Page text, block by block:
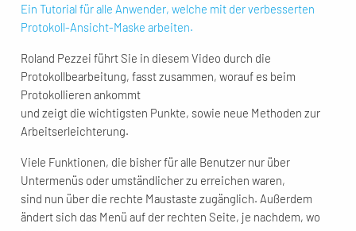
Ein Tutorial für alle Anwender, welche mit der verbesserten
Protokoll-Ansicht-Maske arbeiten.
Roland Pezzei führt Sie in diesem Video durch die
Protokollbearbeitung, fasst zusammen, worauf es beim
Protokollieren ankommt
und zeigt die wichtigsten Punkte, sowie neue Methoden zur
Arbeitserleichterung.
Viele Funktionen, die bisher für alle Benutzer nur über
Untermenüs oder umständlicher zu erreichen waren,
sind nun über die rechte Maustaste zugänglich. Außerdem
ändert sich das Menü auf der rechten Seite, je nachdem, wo